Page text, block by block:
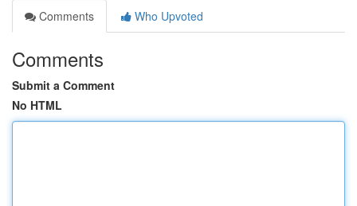
Comments
Who Upvoted
Comments
Submit a Comment
No HTML